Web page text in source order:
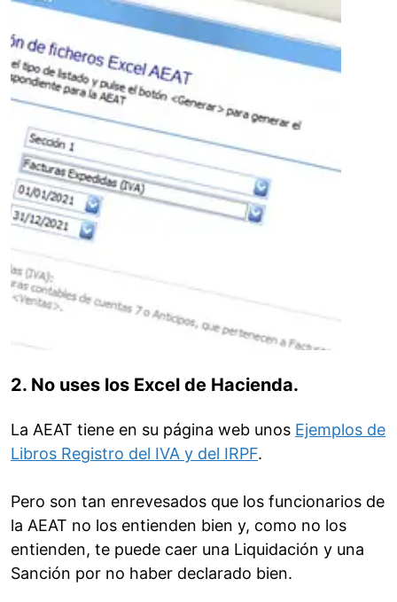
2. No uses los Excel de Hacienda.
La AEAT tiene en su página web unos Ejemplos de
Libros Registro del IVA y del IRPF.
Pero son tan enrevesados que los funcionarios de
la AEAT no los entienden bien y, como no los
entienden, te puede caer una Liquidación y una
Sanción por no haber declarado bien.